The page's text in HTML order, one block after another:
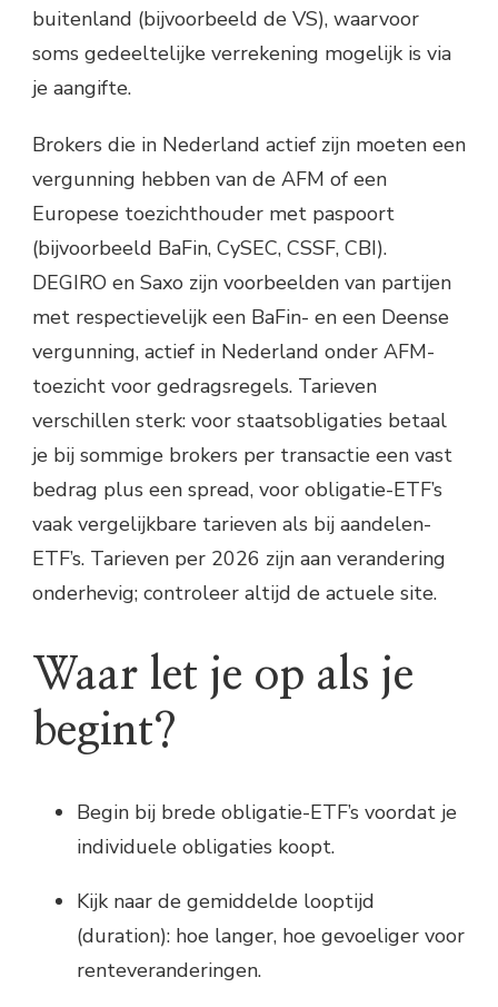
buitenland (bijvoorbeeld de VS), waarvoor
soms gedeeltelijke verrekening mogelijk is via
je aangifte.
Brokers die in Nederland actief zijn moeten een
vergunning hebben van de AFM of een
Europese toezichthouder met paspoort
(bijvoorbeeld BaFin, CySEC, CSSF, CBI).
DEGIRO en Saxo zijn voorbeelden van partijen
met respectievelijk een BaFin- en een Deense
vergunning, actief in Nederland onder AFM-
toezicht voor gedragsregels. Tarieven
verschillen sterk: voor staatsobligaties betaal
je bij sommige brokers per transactie een vast
bedrag plus een spread, voor obligatie-ETF’s
vaak vergelijkbare tarieven als bij aandelen-
ETF’s. Tarieven per 2026 zijn aan verandering
onderhevig; controleer altijd de actuele site.
Waar let je op als je
begint?
Begin bij brede obligatie-ETF’s voordat je
individuele obligaties koopt.
Kijk naar de gemiddelde looptijd
(duration): hoe langer, hoe gevoeliger voor
renteveranderingen.